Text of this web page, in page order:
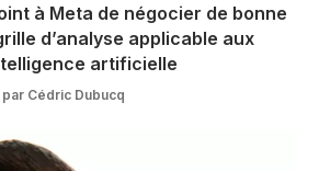
à Meta de négocier de bonne
d’analyse applicable aux
artificielle
Cédric Dubucq